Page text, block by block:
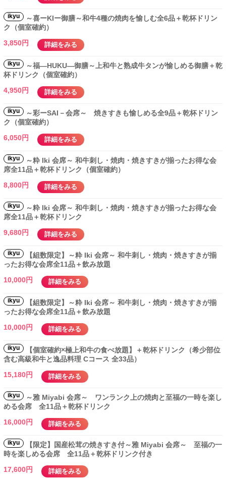
ikyu
～喜ーKIー御膳～和牛4種の焼肉を愉しむ全6品＋乾杯ドリン
ク（個室確約）
3,850円
詳細をみる
ikyu
～福―HUKU―御膳～上和牛と熟成牛タンが愉しめる御膳＋乾
杯ドリンク（個室確約）
4,950円
詳細をみる
ikyu
～彩ーSAI－会席～ 焼きすきも愉しめる全9品＋乾杯ドリン
ク（個室確約）
6,050円
詳細をみる
ikyu
～粋 Iki 会席～ 和牛刺し・焼肉・焼きすきが揃ったお得な会
席全11品＋乾杯ドリンク（個室確約）
8,800円
詳細をみる
ikyu
～粋 Iki 会席～ 和牛刺し・焼肉・焼きすきが揃ったお得な会
席全11品＋乾杯ドリンク
9,680円
詳細をみる
ikyu
【組数限定】～粋 Iki 会席～ 和牛刺し・焼肉・焼きすきが揃
ったお得な会席全11品＋飲み放題
10,000円
詳細をみる
ikyu
【組数限定】～粋 Iki 会席～ 和牛刺し・焼肉・焼きすきが揃
ったお得な会席全11品＋飲み放題
10,000円
詳細をみる
ikyu
【個室確約×極上和牛の食べ放題】＋乾杯ドリンク（希少部位
含む高級和牛と逸品料理 Cコース 全33品）
15,180円
詳細をみる
ikyu
～雅 Miyabi 会席～ ワンランク上の焼肉と至福の一時を楽し
める会席 全11品＋乾杯ドリンク
16,000円
詳細をみる
ikyu
【限定】国産松茸の焼きすき付～雅 Miyabi 会席～ 至福の一
時を楽しめる会席 全11品＋乾杯ドリンク付き
17,600円
詳細をみる